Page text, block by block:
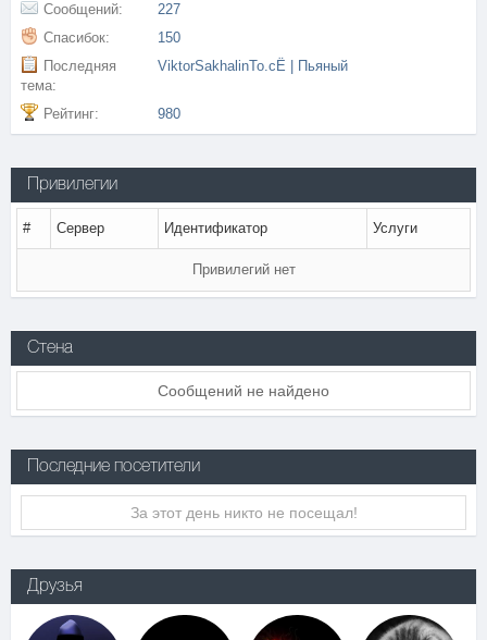
Сообщений:
227
Спасибок:
150
Последняя
тема:
ViktorSakhalinTo.cЁ | Пьяный
Рейтинг: 980
Привилегии
# Сервер Идентификатор Услуги
Привилегий нет
Стена
Сообщений не найдено
Последние посетители
За этот день никто не посещал!
Друзья